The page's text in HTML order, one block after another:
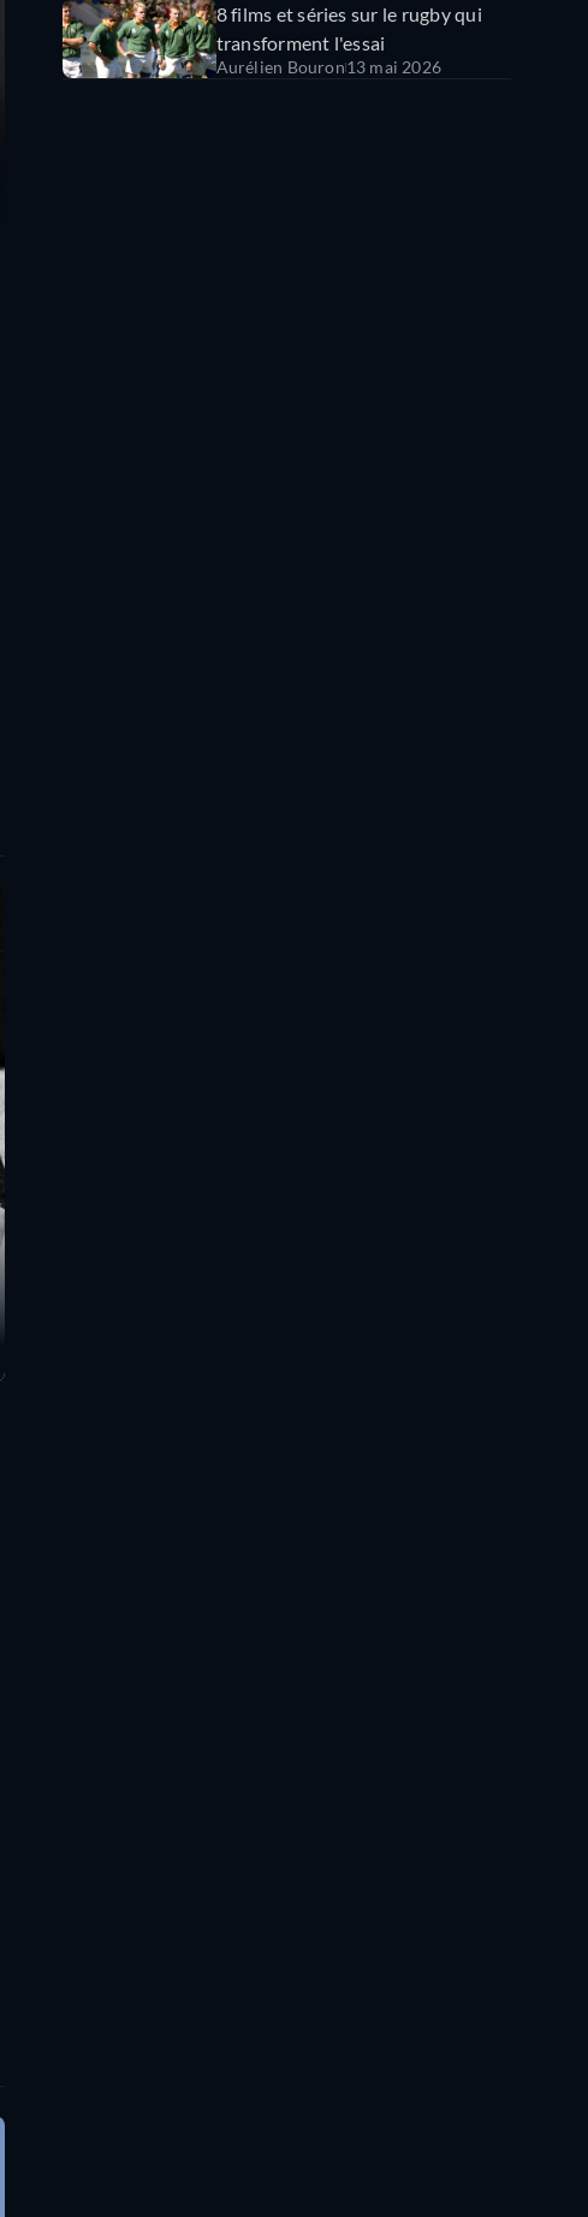
en grève
8 films et séries sur le rugby qui
transforment l'essai
Aurélien Bouron13 mai 2026